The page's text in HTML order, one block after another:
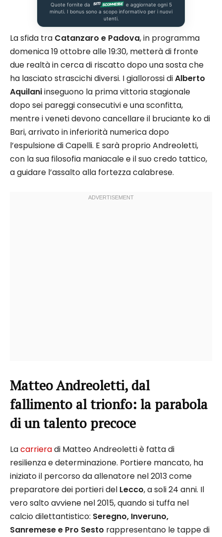
Quote fornite da
e aggiornate ogni 5
minuti. I bonus sono a scopo informativo per i nuovi
utenti.
La sfida tra Catanzaro e Padova, in programma
domenica 19 ottobre alle 19:30, metterà di fronte
due realtà in cerca di riscatto dopo una sosta che
ha lasciato strascichi diversi. I giallorossi diAlberto
Aquilaniinseguono la prima vittoria stagionale
dopo sei pareggi consecutivi e una sconfitta,
mentre i veneti devono cancellare il bruciante ko di
Bari, arrivato in inferiorità numerica dopo
l’espulsione di Capelli. E sarà proprio Andreoletti,
con la sua filosofia maniacale e il suo credo tattico,
a guidare l’assalto alla fortezza calabrese.​
Matteo Andreoletti, dal
fallimento al trionfo: la parabola
di un talento precoce
Lacarrieradi Matteo Andreoletti è fatta di
resilienza e determinazione. Portiere mancato, ha
iniziato il percorso da allenatore nel 2013 come
preparatore dei portieri del Lecco, a soli 24 anni. Il
vero salto avviene nel 2015, quando si tuffa nel
calcio dilettantistico: Seregno, Inveruno,
Sanremese e Pro Sesto rappresentano le tappe di